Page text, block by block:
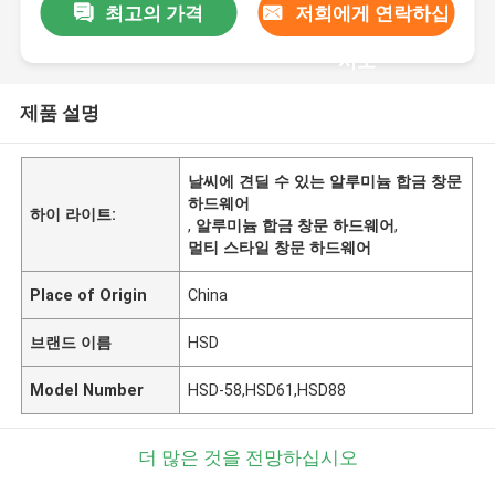
최고의 가격 저희에게 연락하십
시오
제품 설명
하이 라이트:
날씨에 견딜 수 있는 알루미늄 합금 창문
하드웨어
, 알루미늄 합금 창문 하드웨어,
멀티 스타일 창문 하드웨어
Place of Origin China
브랜드 이름 HSD
Model Number HSD-58,HSD61,HSD88
더 많은 것을 전망하십시오